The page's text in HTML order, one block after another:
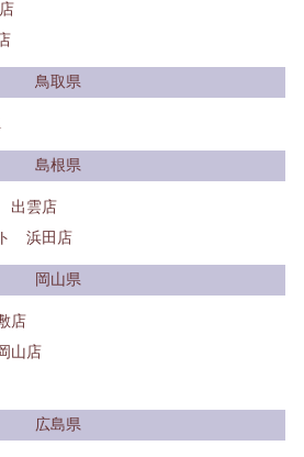
鳥取県
島根県
出雲店
浜田店
岡山県
店
山店
広島県